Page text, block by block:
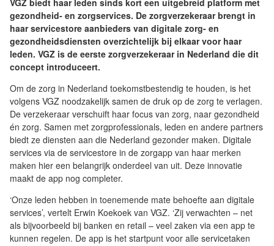
VGZ biedt haar leden sinds kort een uitgebreid platform met
gezondheid- en zorgservices. De zorgverzekeraar brengt in
haar servicestore aanbieders van digitale zorg- en
gezondheidsdiensten overzichtelijk bij elkaar voor haar
leden. VGZ is de eerste zorgverzekeraar in Nederland die dit
concept introduceert.
Om de zorg in Nederland toekomstbestendig te houden, is het
volgens VGZ noodzakelijk samen de druk op de zorg te verlagen.
De verzekeraar verschuift haar focus van zorg, naar gezondheid
én zorg. Samen met zorgprofessionals, leden en andere partners
biedt ze diensten aan die Nederland gezonder maken. Digitale
services via de servicestore in de zorgapp van haar merken
maken hier een belangrijk onderdeel van uit. Deze innovatie
maakt de app nog completer.
‘Onze leden hebben in toenemende mate behoefte aan digitale
services’, vertelt Erwin Koekoek van VGZ. ‘Zij verwachten – net
als bijvoorbeeld bij banken en retail – veel zaken via een app te
kunnen regelen. De app is het startpunt voor alle servicetaken